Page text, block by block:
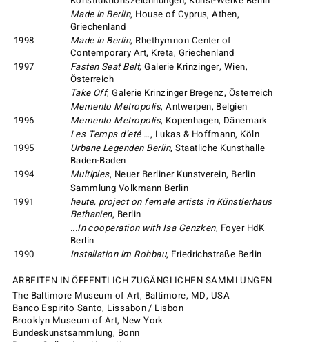
Made in Berlin, House of Cyprus, Athen,
Griechenland
1998
Made in Berlin, Rhethymnon Center of
Contemporary Art, Kreta, Griechenland
1997
Fasten Seat Belt, Galerie Krinzinger, Wien,
Österreich
Take Off, Galerie Krinzinger Bregenz, Österreich
Memento Metropolis, Antwerpen, Belgien
1996
Memento Metropolis, Kopenhagen, Dänemark
Les Temps d’eté …, Lukas & Hoffmann, Köln
1995
Urbane Legenden Berlin, Staatliche Kunsthalle
Baden-Baden
1994
Multiples, Neuer Berliner Kunstverein, Berlin
Sammlung Volkmann Berlin
1991
heute, project on female artists in Künstlerhaus
Bethanien, Berlin
...In cooperation with Isa Genzken, Foyer HdK
Berlin
1990
Installation im Rohbau, Friedrichstraße Berlin
ARBEITEN IN ÖFFENTLICH ZUGÄNGLICHEN SAMMLUNGEN
The Baltimore Museum of Art, Baltimore, MD, USA
Banco Espirito Santo, Lissabon / Lisbon
Brooklyn Museum of Art, New York
Bundeskunstsammlung, Bonn